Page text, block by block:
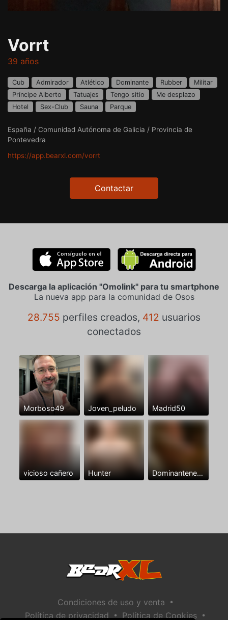
Vorrt
39 años
Cub Admirador Atlético Dominante Rubber
Militar
Príncipe Alberto
Tatuajes Tengo sitio
Me desplazo
Hotel
Sex-Club Sauna Parque
España / Comunidad Autónoma de Galicia / Provincia de
Pontevedra
https://app.bearxl.com/vorrt
Contactar
Descarga la aplicación "Omolink" para tu smartphone
La nueva app para la comunidad de Osos
28.755 perfiles creados, 412 usuarios
conectados
Morboso49 Joven_peludo Madrid50
vicioso cañero Hunter Dominantenegro ya
Condiciones de uso y venta •
Política de privacidad • Política de Cookies •